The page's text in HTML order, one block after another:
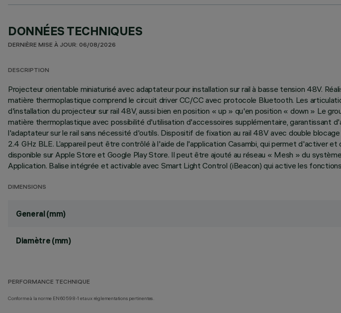
DONNÉES TECHNIQUES
DERNIÈRE MISE À JOUR: 06/08/2026
DESCRIPTION
Projecteur orientable miniaturisé avec adaptateur pour installation sur rail à basse tension 48V.
matière thermoplastique comprend le circuit driver CC/CC avec protocole Bluetooth. Les
d'installation du projecteur sur rail 48V, aussi bien en position « up » qu'en position « down » Le
matière thermoplastique avec possibilité d'utilisation d'accessoires supplémentaire, garantissant
l'adaptateur sur le rail sans nécessité d'outils. Dispositif de fixation au rail 48V avec double
2.4 GHz BLE. L’appareil peut être contrôlé à l'aide de l'application Casambi, qui permet d'activer
disponible sur Apple Store et Google Play Store. Il peut être ajouté au réseau « Mesh » du
Application. Balise intégrée et activable avec Smart Light Control (iBeacon) qui active les
DIMENSIONS
General (mm)
Diamètre (mm)
PERFORMANCE TECHNIQUE
Conforme à la norme EN60598-1 et aux réglementations pertinentes.